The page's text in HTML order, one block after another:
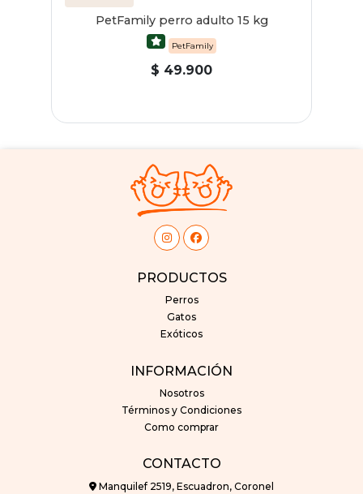
PetFamily perro adulto 15 kg
PetFamily
$ 49.900
PRODUCTOS
Perros
Gatos
Exóticos
INFORMACIÓN
Nosotros
Términos y Condiciones
Como comprar
CONTACTO
Manquilef 2519, Escuadron, Coronel